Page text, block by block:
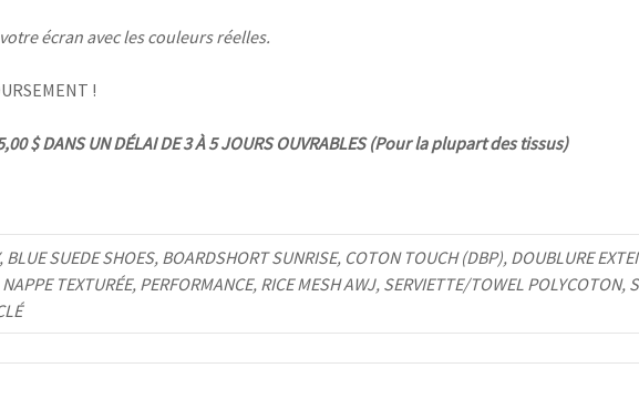
écran avec les couleurs réelles.
!
$ DANS UN DÉLAI DE 3 À 5 JOURS OUVRABLES (Pour la plupart des tissus)
BLUE SUEDE SHOES, BOARDSHORT SUNRISE, COTON TOUCH (DBP), DOUBLURE
TEXTURÉE, PERFORMANCE, RICE MESH AWJ, SERVIETTE/TOWEL